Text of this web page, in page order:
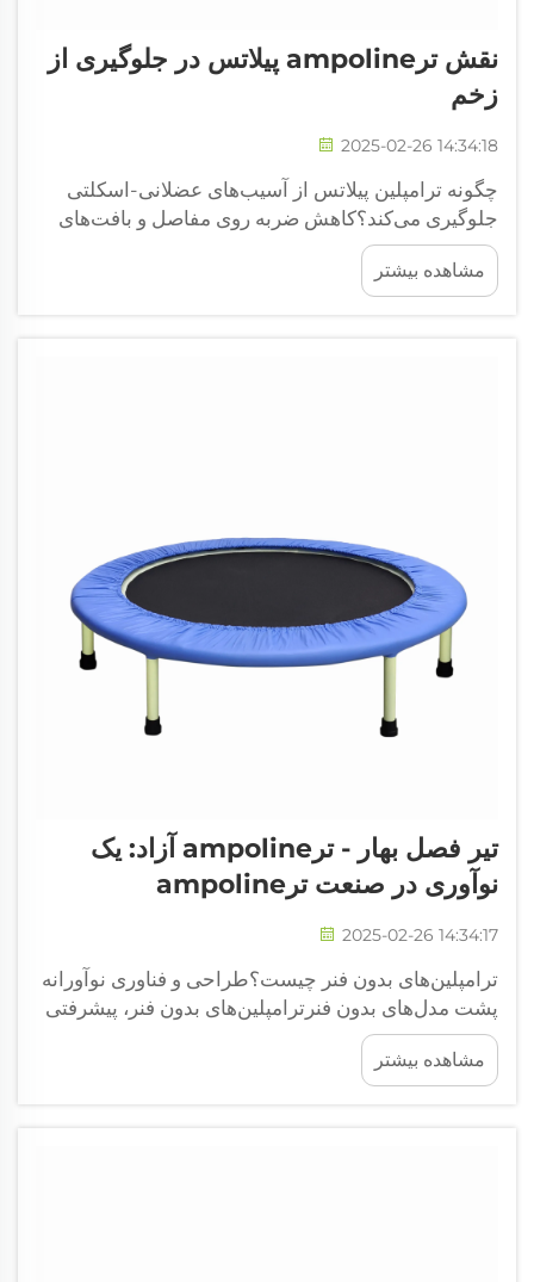
نقش ترampoline پیلاتس در جلوگیری از
زخم
2025-02-26 14:34:18
چگونه ترامپلین پیلاتس از آسیب‌های عضلانی-اسکلتی
جلوگیری می‌کند؟کاهش ضربه روی مفاصل و بافت‌های
همبندتمرینات ترامپلین پیلاتس به افراد امکان می‌دهد تا
حرکت کنند، بدون اینکه استرس زیادی روی مفاصل خود
وارد کنند. سطح ترامپلین در واقع ضربه را جذب می‌کند و
مشاهده بیشتر
تیر فصل بهار - ترampoline آزاد: یک
نوآوری در صنعت ترampoline
2025-02-26 14:34:17
ترامپلین‌های بدون فنر چیست؟طراحی و فناوری نوآورانه
پشت مدل‌های بدون فنرترامپلین‌های بدون فنر، پیشرفتی
واقعی در شیوه پرش کردن محسوب می‌شوند و به جای
فنرهای فلزی قدیمی از چیزی به نام «چارچوب کامپوزیتی
انعطاف‌پذیر» استفاده می‌کنند. این طراحی ...
مشاهده بیشتر